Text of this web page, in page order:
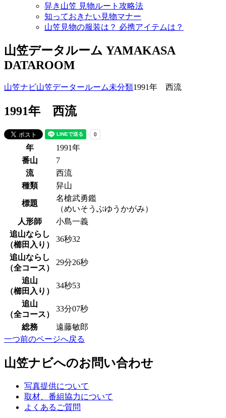
舁き山笠 見物ルート攻略法
知っておきたい見物マナー
山笠見物の服装は？ 必携アイテムは？
山笠データルーム YAMAKASA
DATAROOM
山笠ナビ山笠データールーム未分類1991年 西流
1991年 西流
年
1991年
番山
7
流
西流
種類
舁山
標題
名槍武勇鑑
（めいそうぶゆうかがみ）
人形師
小島一義
追山ならし
（櫛田入り）
36秒32
追山ならし
（全コース）
29分26秒
追山
（櫛田入り）
34秒53
追山
（全コース）
33分07秒
総務
遠藤敏郎
一つ前のページへ戻る
山笠ナビへのお問い合わせ
写真提供について
取材、番組協力について
よくあるご質問